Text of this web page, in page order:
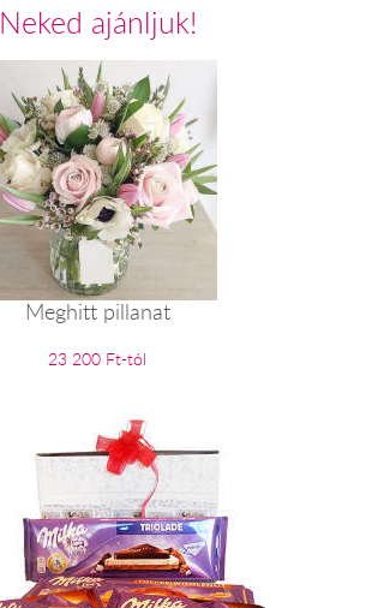
Neked ajánljuk!
Meghitt pillanat
23 200 Ft-tól